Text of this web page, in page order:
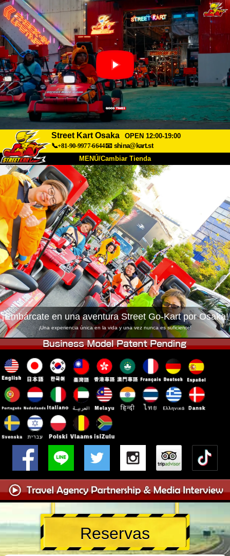
Street Kart Osaka
OPEN 12:00-19:00
📞+81-90-9977-6644📧 shina@kart.st
MENÚ/Cambiar Tienda
INICIO
Acerca de Especificaciones
Acceso Testimonios Preguntas Frecuentes
Empresa Reservas
Cambiar Tienda
Tokyo Shinagawa Tokyo Akihabara#1
Tokyo Akihabara#2 Tokyo Shibuya
Tokyo Shibuya Annex Tokyo Bay
Tokyo Asakusa Osaka
Okinawa
¡Embárcate en una aventura Street Go-Kart por Osaka!
¡Una experiencia única en la vida y una vez nunca es suficiente!
Reservas